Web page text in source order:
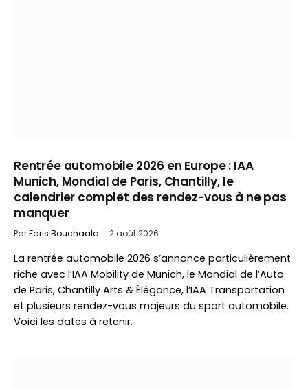
Rentrée automobile 2026 en Europe : IAA
Munich, Mondial de Paris, Chantilly, le
calendrier complet des rendez-vous à ne pas
manquer
ParFaris Bouchaala 2 août 2026
La rentrée automobile 2026 s’annonce particulièrement
riche avec l’IAA Mobility de Munich, le Mondial de l’Auto
de Paris, Chantilly Arts & Élégance, l’IAA Transportation
et plusieurs rendez-vous majeurs du sport automobile.
Voici les dates à retenir.